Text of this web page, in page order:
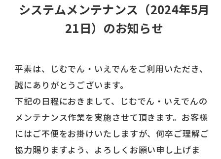
システムメンテナンス（2024年5月
21日）のお知らせ
平素は、じむでん・いえでんをご利用いただき、
誠にありがとうございます。
下記の日程におきまして、じむでん・いえでんの
メンテナンス作業を実施させて頂きます。お客様
にはご不便をお掛けいたしますが、何卒ご理解ご
協力賜りますよう、よろしくお願い申し上げま